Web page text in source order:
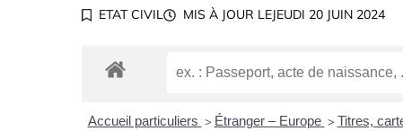
ETAT CIVIL MIS À JOUR LEJEUDI 20 JUIN 2024
Accueil particuliers > Étranger – Europe > Titres,